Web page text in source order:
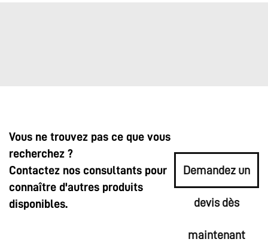
Vous ne trouvez pas ce que vous
recherchez ?
Contactez nos consultants pour
connaître d'autres produits
disponibles.
Demandez un
devis dès
maintenant